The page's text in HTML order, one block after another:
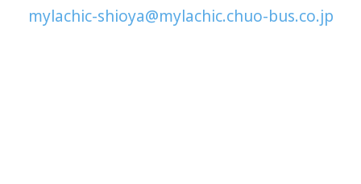
mylachic-shioya@mylachic.chuo-bus.co.jp